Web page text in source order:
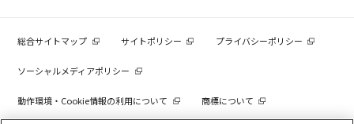
総合サイトマップ サイトポリシー プライバシーポリシー
ソーシャルメディアポリシー
動作環境・Cookie情報の利用について 商標について